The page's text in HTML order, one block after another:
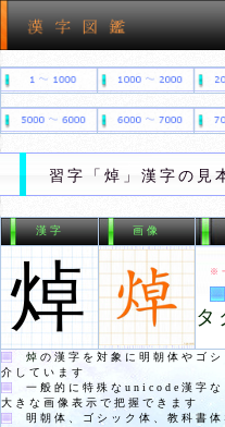
習字「焯」漢字の
漢字 画像
焯 ※
タ
焯 の漢字を対象に明朝体やゴ
介しています
一般的に特殊なunicode漢字な
大きな画像表示で把握できます
明朝体、ゴシック体、教科書体